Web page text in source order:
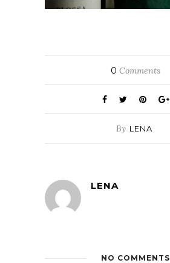
0 Comments
By LENA
LENA
NO COMMENTS